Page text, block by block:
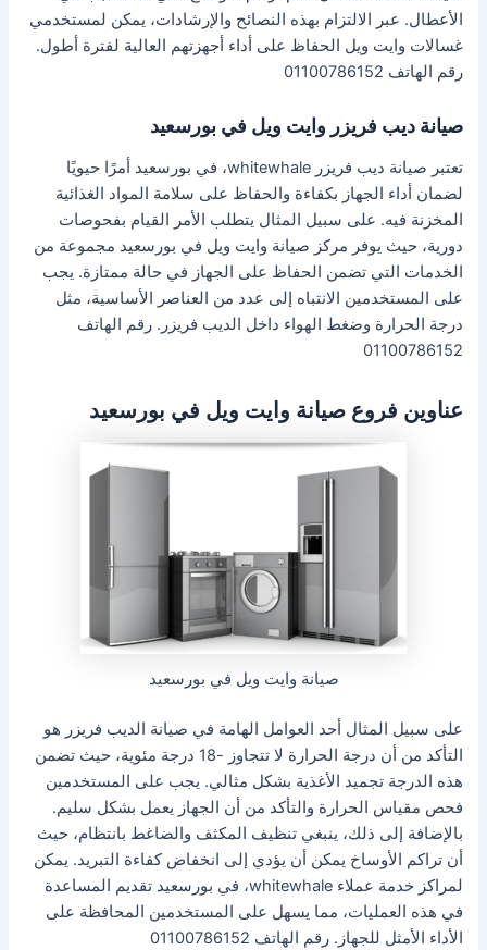
الأعطال. عبر الالتزام بهذه النصائح والإرشادات، يمكن لمستخدمي
غسالات وايت ويل الحفاظ على أداء أجهزتهم العالية لفترة أطول.
رقم الهاتف 01100786152
صيانة ديب فريزر وايت ويل في بورسعيد
تعتبر صيانة ديب فريزر whitewhale، في بورسعيد أمرًا حيويًا
لضمان أداء الجهاز بكفاءة والحفاظ على سلامة المواد الغذائية
المخزنة فيه. على سبيل المثال يتطلب الأمر القيام بفحوصات
دورية، حيث يوفر مركز صيانة وايت ويل في بورسعيد مجموعة من
الخدمات التي تضمن الحفاظ على الجهاز في حالة ممتازة. يجب
على المستخدمين الانتباه إلى عدد من العناصر الأساسية، مثل
درجة الحرارة وضغط الهواء داخل الديب فريزر. رقم الهاتف
01100786152
عناوين فروع صيانة وايت ويل في بورسعيد
صيانة وايت ويل في بورسعيد
على سبيل المثال أحد العوامل الهامة في صيانة الديب فريزر هو
التأكد من أن درجة الحرارة لا تتجاوز -18 درجة مئوية، حيث تضمن
هذه الدرجة تجميد الأغذية بشكل مثالي. يجب على المستخدمين
فحص مقياس الحرارة والتأكد من أن الجهاز يعمل بشكل سليم.
بالإضافة إلى ذلك، ينبغي تنظيف المكثف والضاغط بانتظام، حيث
أن تراكم الأوساخ يمكن أن يؤدي إلى انخفاض كفاءة التبريد. يمكن
لمراكز خدمة عملاء whitewhale، في بورسعيد تقديم المساعدة
في هذه العمليات، مما يسهل على المستخدمين المحافظة على
الأداء الأمثل للجهاز. رقم الهاتف 01100786152